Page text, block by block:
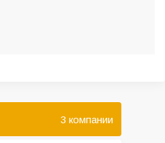
3 компании